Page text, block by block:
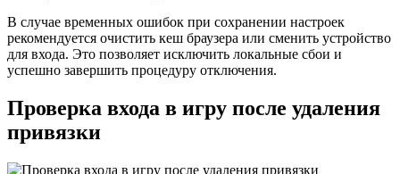
В случае временных ошибок при сохранении настроек
рекомендуется очистить кеш браузера или сменить устройство
для входа. Это позволяет исключить локальные сбои и
успешно завершить процедуру отключения.
Проверка входа в игру после удаления
привязки